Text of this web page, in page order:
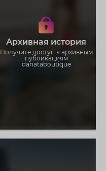
Архивная история
Получите доступ к архивным
публикациям
danataboutique
Получите доступ к архивным
историям danataboutique
Не отвлекайтесь на рекламу
Загружайте истории без
ограничений